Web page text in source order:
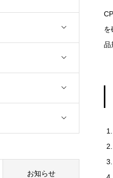
を
品
お知らせ